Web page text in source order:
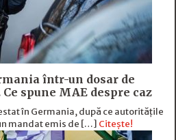
într-un dosar de
spune MAE despre caz
în Germania, după ce autoritățile
mandat emis de […] Citește!